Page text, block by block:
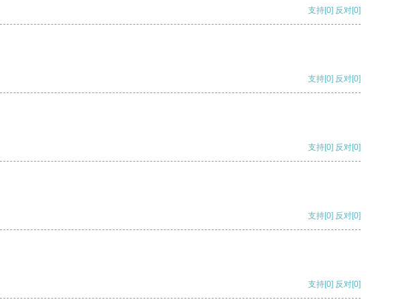
支持[0] 反对[0]
支持[0] 反对[0]
支持[0] 反对[0]
支持[0] 反对[0]
支持[0] 反对[0]